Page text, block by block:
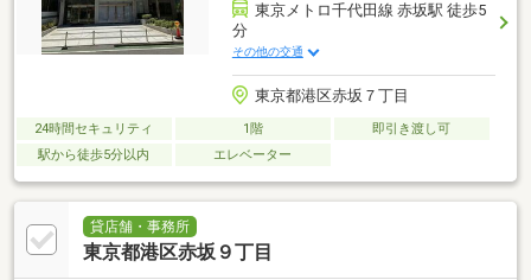
東京メトロ千代田線 赤坂駅 徒歩5
分
その他の交通
東京都港区赤坂７丁目
24時間セキュリティ 1階
即引き渡し可
駅から徒歩5分以内
エレベーター
貸店舗・事務所
東京都港区赤坂９丁目